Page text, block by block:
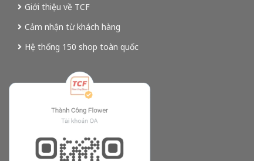
Giới thiệu về TCF
Cảm nhận từ khách hàng
Hệ thống 150 shop toàn quốc